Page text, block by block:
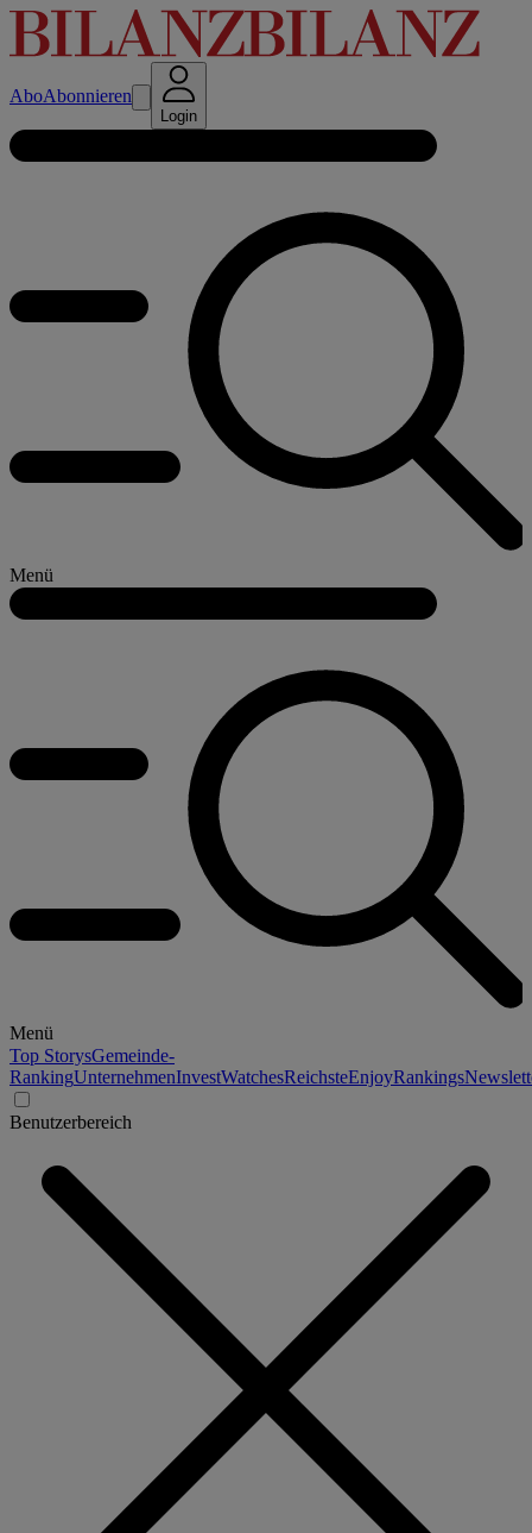
AboAbonnieren
Login
Menü
Menü
Top StorysGemeinde-
RankingUnternehmenInvestWatchesReichsteEnjoyRankings
Benutzerbereich